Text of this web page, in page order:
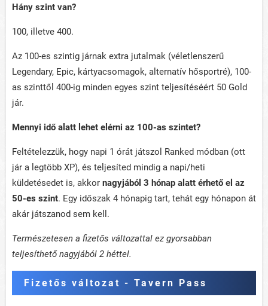
Hány szint van?
100, illetve 400.
Az 100-es szintig járnak extra jutalmak (véletlenszerű
Legendary, Epic, kártyacsomagok, alternatív hősportré), 100-
as szinttől 400-ig minden egyes szint teljesítéséért 50 Gold
jár.
Mennyi idő alatt lehet elérni az 100-as szintet?
Feltételezzük, hogy napi 1 órát játszol Ranked módban (ott
jár a legtöbb XP), és teljesíted mindig a napi/heti
küldetésedet is, akkor nagyjából 3 hónap alatt érhető el az
50-es szint. Egy időszak 4 hónapig tart, tehát egy hónapon át
akár játszanod sem kell.
Természetesen a fizetős változattal ez gyorsabban
teljesíthető nagyjából 2 héttel.
Fizetős változat - Tavern Pass